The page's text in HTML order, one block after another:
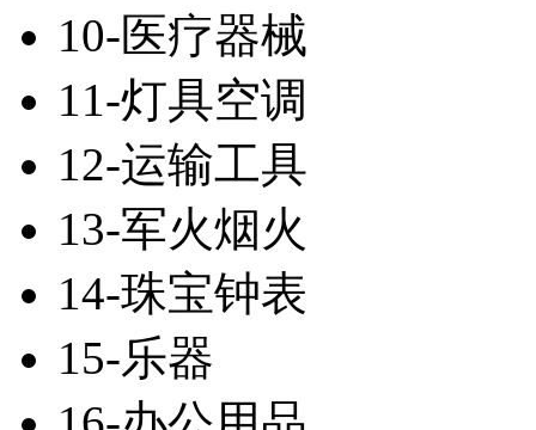
10-医疗器械
11-灯具空调
12-运输工具
13-军火烟火
14-珠宝钟表
15-乐器